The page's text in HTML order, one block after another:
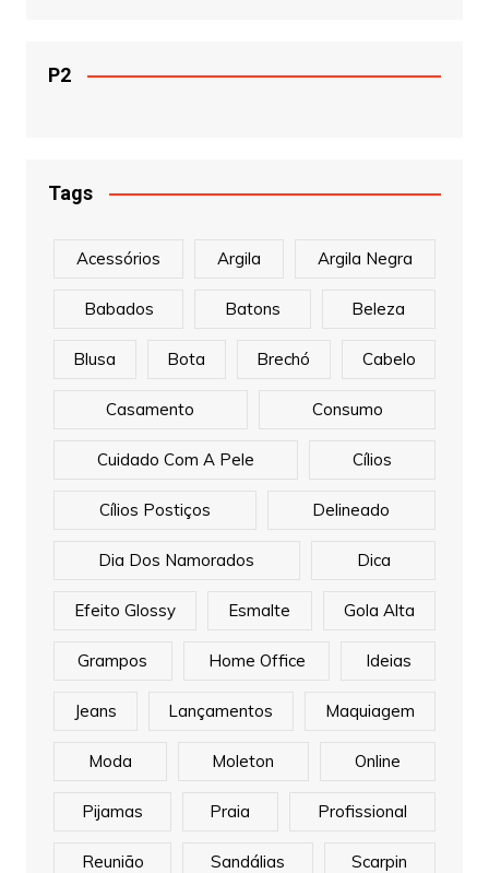
P2
Tags
Acessórios Argila Argila Negra
Babados Batons Beleza
Blusa Bota Brechó Cabelo
Casamento Consumo
Cuidado Com A Pele Cílios
Cílios Postiços Delineado
Dia Dos Namorados Dica
Efeito Glossy Esmalte Gola Alta
Grampos Home Office Ideias
Jeans Lançamentos Maquiagem
Moda Moleton Online
Pijamas Praia Profissional
Reunião Sandálias Scarpin